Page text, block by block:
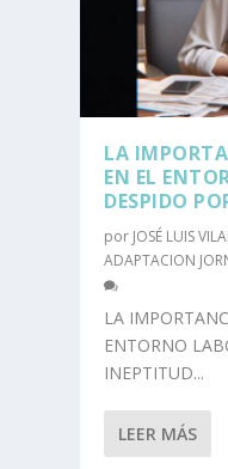
LA
EN EL
DESPIDO
por JOSÉ LUIS
ADAPTACION
LA
ENTORNO
INEPTITUD...
LEER MÁS